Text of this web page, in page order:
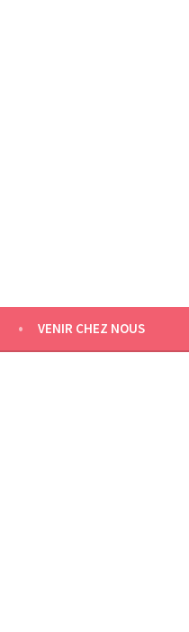
VENIR CHEZ NOUS